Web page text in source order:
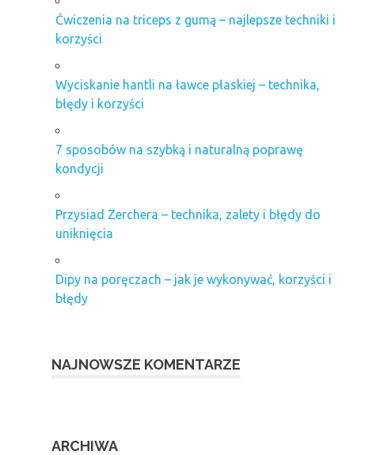
Ćwiczenia na triceps z gumą – najlepsze techniki i
korzyści
Wyciskanie hantli na ławce płaskiej – technika,
błędy i korzyści
7 sposobów na szybką i naturalną poprawę
kondycji
Przysiad Zerchera – technika, zalety i błędy do
uniknięcia
Dipy na poręczach – jak je wykonywać, korzyści i
błędy
NAJNOWSZE KOMENTARZE
ARCHIWA